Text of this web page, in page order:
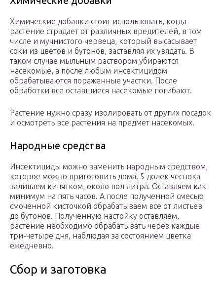
Химические добавки стоит использовать, когда
растение страдает от различных вредителей, в том
числе и мучнистого червеца, который высасывает
соки из цветов и бутонов, заставляя их увядать. В
таком случае мыльным раствором убираются
насекомые, а после любым инсектицидом
обрабатываются пораженные участки. После
обработки все оставшиеся насекомые погибают.
Растение нужно сразу изолировать от других посадок
и осмотреть все растения на предмет насекомых.
Народные средства
Инсектициды можно заменить народным средством,
которое можно приготовить дома. 5 долек чеснока
заливаем кипятком, около пол литра. Оставляем как
минимум на пять часов. А после полученной смесью
смоченной кисточкой обрабатываем все от листьев
до бутонов. Полученную настойку оставляем,
растение необходимо обрабатывать через каждые
три-четыре дня, наблюдая за состоянием цветка
ежедневно.
Сбор и заготовка